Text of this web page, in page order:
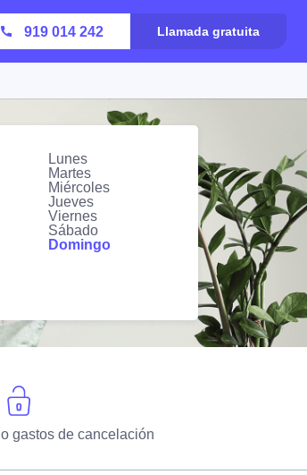
919 014 242 Llamada gratuita
Lunes
Martes
Miércoles
Jueves
Viernes
Sábado
Domingo
o gastos de cancelación